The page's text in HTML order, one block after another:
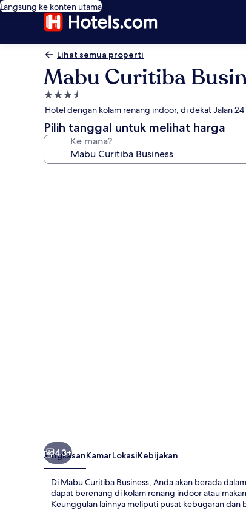
Langsung ke konten utama
Lihat semua properti
Mabu Curitiba
Properti
bintang
3.5
Hotel dengan kolam renang indoor, di dekat Jalan 24
Pilih tanggal untuk melihat harga
Ke mana?
43+
RingkasanKamarLokasiKebijakan
Di Mabu Curitiba Business, Anda akan berada
dapat berenang di kolam renang indoor atau
Keunggulan lainnya meliputi pusat kebugaran